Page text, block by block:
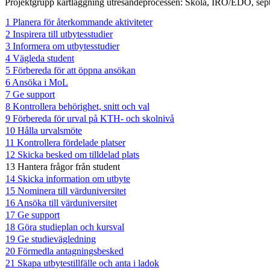
1 Planera för återkommande aktiviteter
2 Inspirera till utbytesstudier
3 Informera om utbytesstudier
4 Vägleda student
5 Förbereda för att öppna ansökan
6 Ansöka i MoL
7 Ge support
8 Kontrollera behörighet, snitt och val
9 Förbereda för urval på KTH- och skolnivå
10 Hålla urvalsmöte
11 Kontrollera fördelade platser
12 Skicka besked om tilldelad plats
13 Hantera frågor från student
14 Skicka information om utbyte
15 Nominera till värduniversitet
16 Ansöka till värduniversitet
17 Ge support
18 Göra studieplan och kursval
19 Ge studievägledning
20 Förmedla antagningsbesked
21 Skapa utbytestillfälle och anta i ladok